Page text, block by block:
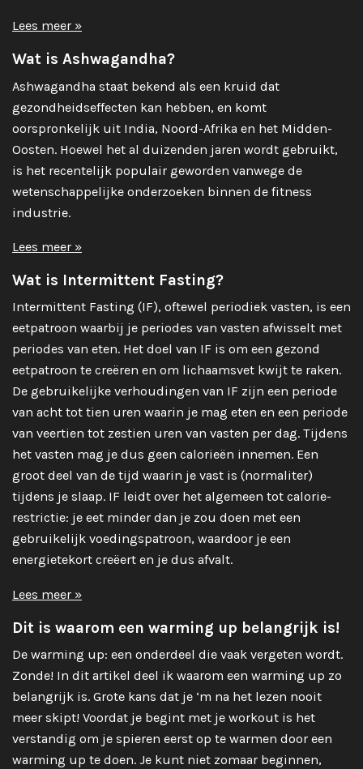
Lees meer »
Wat is Ashwagandha?
Ashwagandha staat bekend als een kruid dat
gezondheidseffecten kan hebben, en komt
oorspronkelijk uit India, Noord-Afrika en het Midden-
Oosten. Hoewel het al duizenden jaren wordt gebruikt,
is het recentelijk populair geworden vanwege de
wetenschappelijke onderzoeken binnen de fitness
industrie.
Lees meer »
Wat is Intermittent Fasting?
Intermittent Fasting (IF), oftewel periodiek vasten, is een
eetpatroon waarbij je periodes van vasten afwisselt met
periodes van eten. Het doel van IF is om een gezond
eetpatroon te creëren en om lichaamsvet kwijt te raken.
De gebruikelijke verhoudingen van IF zijn een periode
van acht tot tien uren waarin je mag eten en een periode
van veertien tot zestien uren van vasten per dag. Tijdens
het vasten mag je dus geen calorieën innemen. Een
groot deel van de tijd waarin je vast is (normaliter)
tijdens je slaap. IF leidt over het algemeen tot calorie-
restrictie: je eet minder dan je zou doen met een
gebruikelijk voedingspatroon, waardoor je een
energietekort creëert en je dus afvalt.
Lees meer »
Dit is waarom een warming up belangrijk is!
De warming up: een onderdeel die vaak vergeten wordt.
Zonde! In dit artikel deel ik waarom een warming up zo
belangrijk is. Grote kans dat je ‘m na het lezen nooit
meer skipt! Voordat je begint met je workout is het
verstandig om je spieren eerst op te warmen door een
warming up te doen. Je kunt niet zomaar beginnen,